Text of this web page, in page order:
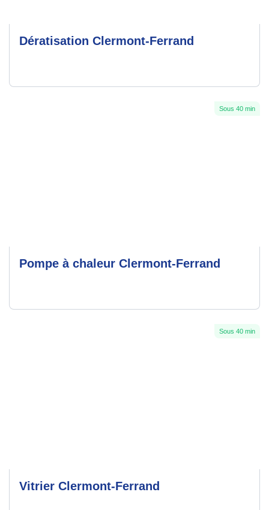
Dératisation Clermont-Ferrand
Sous 40 min
Pompe à chaleur Clermont-Ferrand
Sous 40 min
Vitrier Clermont-Ferrand